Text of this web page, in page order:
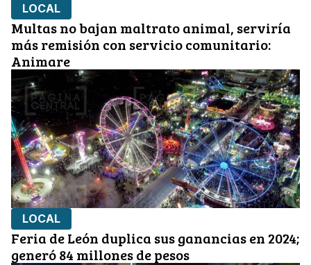
LOCAL
Multas no bajan maltrato animal, serviría
más remisión con servicio comunitario:
Animare
LOCAL
Feria de León duplica sus ganancias en 2024;
generó 84 millones de pesos